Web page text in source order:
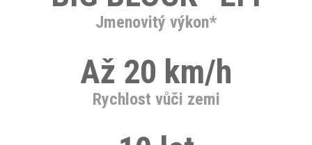
Jmenovitý výkon*
Rychlost vůči zemi
Až 20 km/h